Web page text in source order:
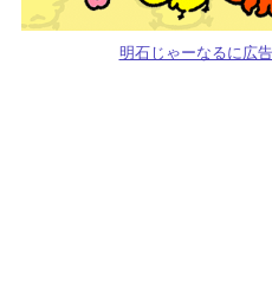
明石じゃーなるに広